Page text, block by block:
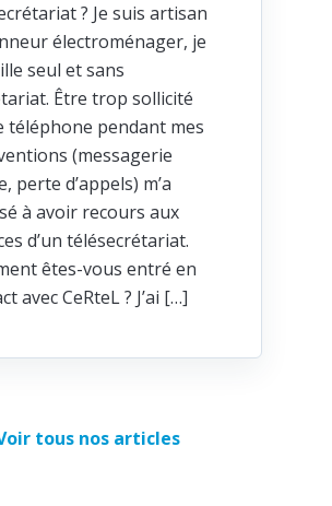
? Je suis artisan
électroménager, je
seul et sans
Être trop sollicité
téléphone pendant mes
(messagerie
perte d’appels) m’a
à avoir recours aux
d’un télésecrétariat.
êtes-vous entré en
avec CeRteL ? J’ai […]
tous nos articles